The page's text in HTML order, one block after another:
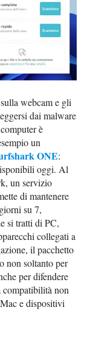
webcam e gli
dai malware
è
un
ONE:
oggi. Al
un servizio
di mantenere
su 7,
si tratti di PC,
collegati a
il pacchetto
non soltanto per
per difendere
compatibilità non
e dispositivi